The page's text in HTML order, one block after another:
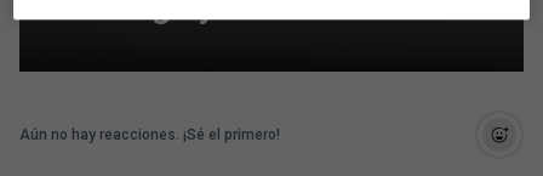
Aún no hay reacciones. ¡Sé el primero!